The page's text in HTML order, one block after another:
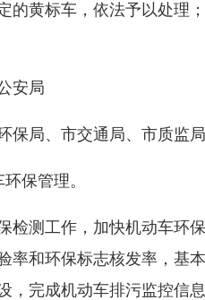
的黄标车，依法予以处理
安局
局、市交通局、市质监局
保管理。
测工作，加快机动车环保
率和环保标志核发率，基
，完成机动车排污监控信